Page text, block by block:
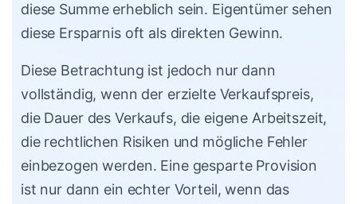
diese Summe erheblich sein. Eigentümer sehen
diese Ersparnis oft als direkten Gewinn.
Diese Betrachtung ist jedoch nur dann
vollständig, wenn der erzielte Verkaufspreis,
die Dauer des Verkaufs, die eigene Arbeitszeit,
die rechtlichen Risiken und mögliche Fehler
einbezogen werden. Eine gesparte Provision
ist nur dann ein echter Vorteil, wenn das